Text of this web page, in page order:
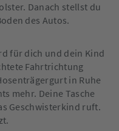
Danach stellst du
des Autos.
für dich und dein Kind
Fahrtrichtung
in Ruhe
mehr. Deine Tasche
Geschwisterkind ruft.